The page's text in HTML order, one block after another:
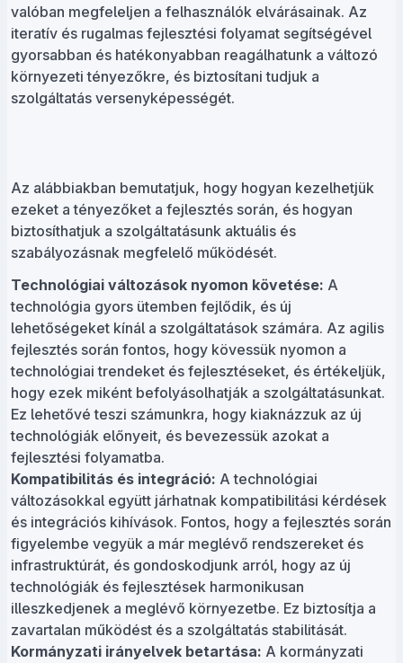
valóban megfeleljen a felhasználók elvárásainak. Az
iteratív és rugalmas fejlesztési folyamat segítségével
gyorsabban és hatékonyabban reagálhatunk a változó
környezeti tényezőkre, és biztosítani tudjuk a
szolgáltatás versenyképességét.
Az alábbiakban bemutatjuk, hogy hogyan kezelhetjük
ezeket a tényezőket a fejlesztés során, és hogyan
biztosíthatjuk a szolgáltatásunk aktuális és
szabályozásnak megfelelő működését.
Technológiai változások nyomon követése: A
technológia gyors ütemben fejlődik, és új
lehetőségeket kínál a szolgáltatások számára. Az agilis
fejlesztés során fontos, hogy kövessük nyomon a
technológiai trendeket és fejlesztéseket, és értékeljük,
hogy ezek miként befolyásolhatják a szolgáltatásunkat.
Ez lehetővé teszi számunkra, hogy kiaknázzuk az új
technológiák előnyeit, és bevezessük azokat a
fejlesztési folyamatba.
Kompatibilitás és integráció: A technológiai
változásokkal együtt járhatnak kompatibilitási kérdések
és integrációs kihívások. Fontos, hogy a fejlesztés során
figyelembe vegyük a már meglévő rendszereket és
infrastruktúrát, és gondoskodjunk arról, hogy az új
technológiák és fejlesztések harmonikusan
illeszkedjenek a meglévő környezetbe. Ez biztosítja a
zavartalan működést és a szolgáltatás stabilitását.
Kormányzati irányelvek betartása: A kormányzati